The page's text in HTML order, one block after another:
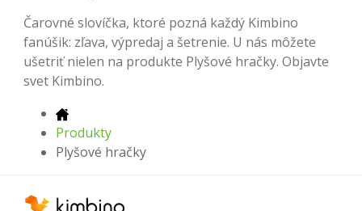
Čarovné slovíčka, ktoré pozná každý Kimbino
fanúšik: zľava, výpredaj a šetrenie. U nás môžete
ušetriť nielen na produkte Plyšové hračky. Objavte
svet Kimbino.
Produkty
Plyšové hračky